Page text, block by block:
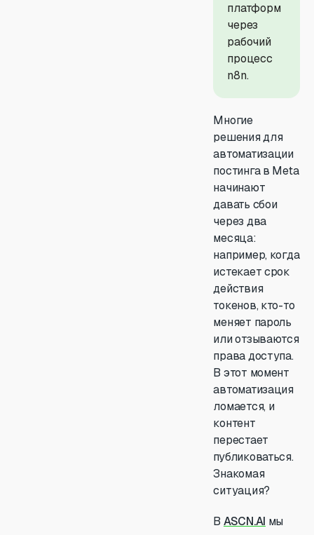
платформ
через
рабочий
процесс
n8n.
Многие
решения для
автоматизации
постинга в Meta
начинают
давать сбои
через два
месяца:
например, когда
истекает срок
действия
токенов, кто-то
меняет пароль
или отзываются
права доступа.
В этот момент
автоматизация
ломается, и
контент
перестает
публиковаться.
Знакомая
ситуация?
В ASCN.AI мы